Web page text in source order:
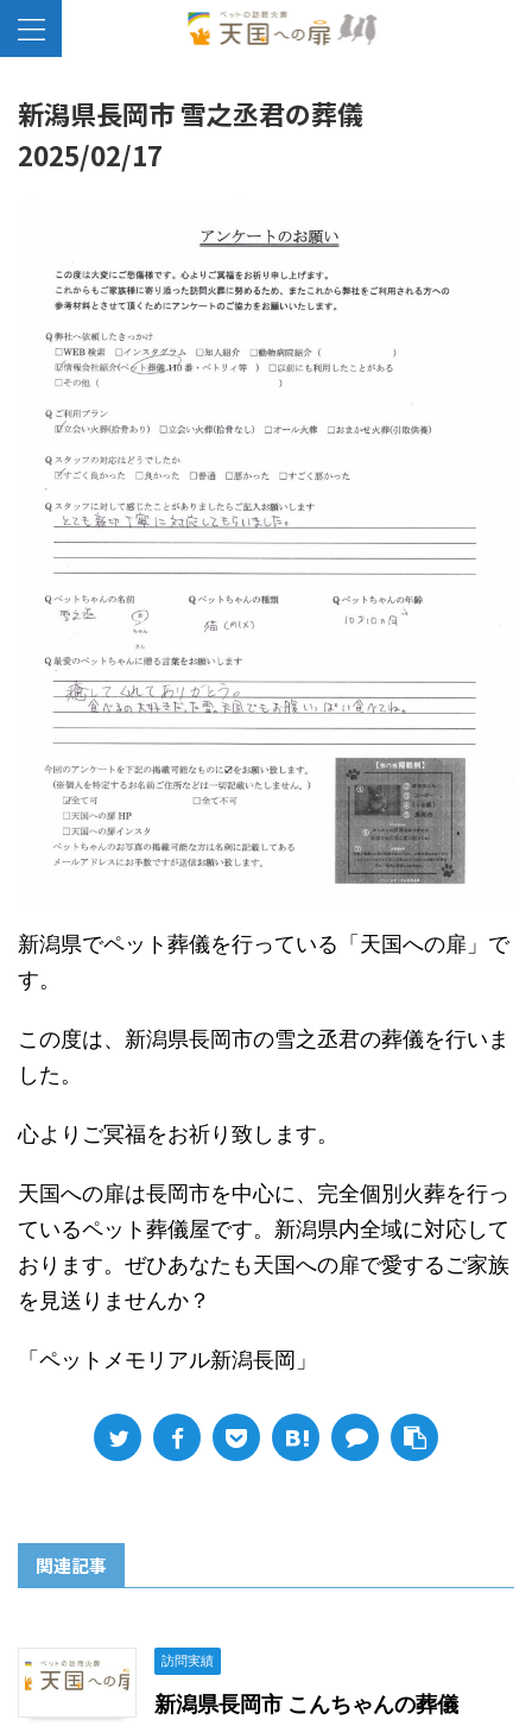
新潟県長岡市 雪之丞君の葬儀
2025/02/17
新潟県でペット葬儀を行っている「天国への扉」で
す。
この度は、新潟県長岡市の雪之丞君の葬儀を行いま
した。
心よりご冥福をお祈り致します。
天国への扉は長岡市を中心に、完全個別火葬を行っ
ているペット葬儀屋です。新潟県内全域に対応して
おります。ぜひあなたも天国への扉で愛するご家族
を見送りませんか？
「ペットメモリアル新潟長岡」
関連記事
訪問実績
新潟県長岡市 こんちゃんの葬儀